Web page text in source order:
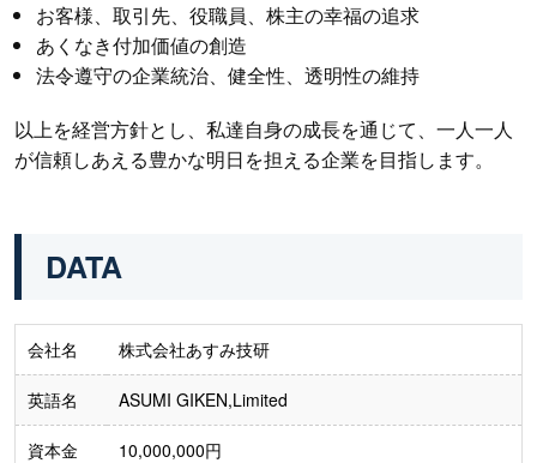
お客様、取引先、役職員、株主の幸福の追求
あくなき付加価値の創造
法令遵守の企業統治、健全性、透明性の維持
以上を経営方針とし、私達自身の成長を通じて、一人一人
が信頼しあえる豊かな明日を担える企業を目指します。
DATA
会社名 株式会社あすみ技研
英語名 ASUMI GIKEN,Limited
資本金 10,000,000円